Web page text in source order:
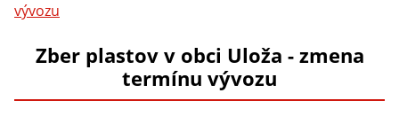
vývozu
Zber plastov v obci Uloža - zmena
termínu vývozu